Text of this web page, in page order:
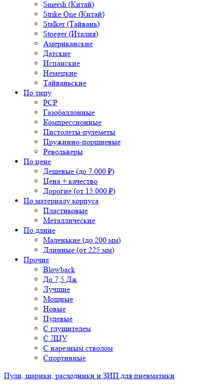
Smersh (Китай)
Strike One (Китай)
Stalker (Тайвань)
Stoeger (Италия)
Американские
Датские
Испанские
Немецкие
Тайваньские
По типу
PCP
Газобаллонные
Компрессионные
Пистолеты-пулеметы
Пружинно-поршневые
Револьверы
По цене
Дешевые (до 7.000 ₽)
Цена + качество
Дорогие (от 15.000 ₽)
По материалу корпуса
Пластиковые
Металлические
По длине
Маленькие (до 200 мм)
Длинные (от 225 мм)
Прочие
Blowback
До 7,5 Дж
Лучшие
Мощные
Новые
Пулевые
С глушителем
С ЛЦУ
С нарезным стволом
Спортивные
Пули, шарики, расходники и ЗИП для пневматики